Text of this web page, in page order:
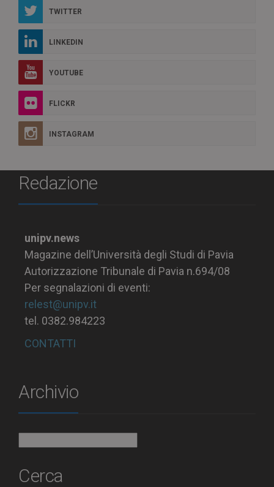
TWITTER
LINKEDIN
YOUTUBE
FLICKR
INSTAGRAM
Redazione
unipv.news
Magazine dell’Università degli Studi di Pavia
Autorizzazione Tribunale di Pavia n.694/08
Per segnalazioni di eventi:
relest@unipv.it
tel. 0382.984223
CONTATTI
Archivio
Cerca